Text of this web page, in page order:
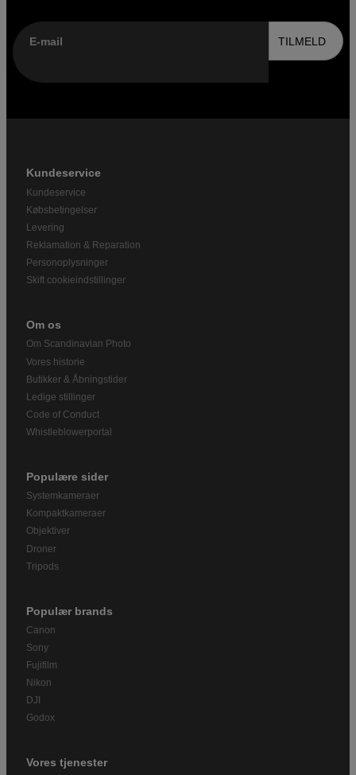
E-mail TILMELD
Kundeservice
Kundeservice
Købsbetingelser
Levering
Reklamation & Reparation
Personoplysninger
Skift cookieindstillinger
Om os
Om Scandinavian Photo
Vores historie
Butikker & Åbningstider
Ledige stillinger
Code of Conduct
Whistleblowerportal
Populære sider
Systemkameraer
Kompaktkameraer
Objektiver
Droner
Tripods
Populær brands
Canon
Sony
Fujifilm
Nikon
DJI
Godox
Vores tjenester